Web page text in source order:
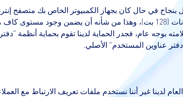
في حال كان بجهاز الكمبيوتر الخاص بك متصفح
وغير ذلك) التي تعمل على مستوى عالٍ من تشفير البيانات (128 بت)، وهذا
بوجه عام، فجدر الحماية لدينا تقوم بحماية
عناوين المستخدم" الأصلي.
لدينا غير أننا نستخدم ملفات تعريف الارتباط مع